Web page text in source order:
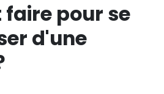
pour se
d'une